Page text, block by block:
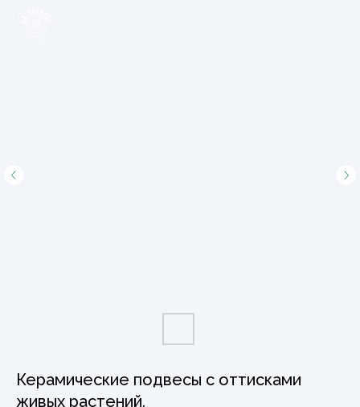
Керамические подвесы с оттисками
живых растений.